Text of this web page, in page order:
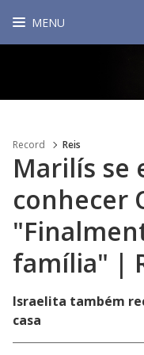
MENU
Record Reis
Marilís se
conhecer
família" |
Israelita também
casa